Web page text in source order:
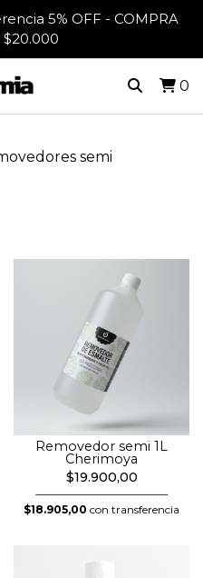
5% OFF - COMPRA
0
semi
Removedor semi 1L
Cherimoya
$19.900,00
$18.905,00 con transferencia